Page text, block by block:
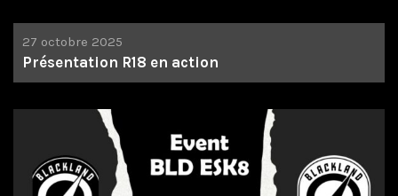
27 octobre 2025
Présentation R18 en action